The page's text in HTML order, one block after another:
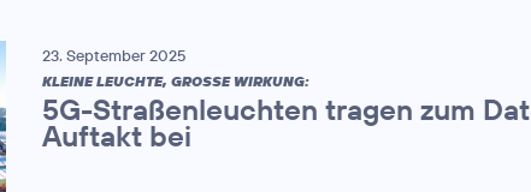
23. September 2025
KLEINE LEUCHTE, GROSSE WIRKUNG:
5G-Straßenleuchten tragen zum
Auftakt bei